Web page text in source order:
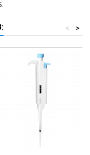
>
<